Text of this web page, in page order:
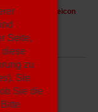
Braun
Seite,
zu
Sie
Sie die